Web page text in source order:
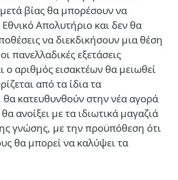
βίας θα μπορέσουν να
Απολυτήριο και δεν θα
να διεκδικήσουν μια θέση
πανελλαδικές εξετάσεις
ο αριθμός εισακτέων θα μειωθεί
από τα ίδια τα
θα κατευθυνθούν στην νέα αγορά
ανοίξει με τα ιδιωτικά μαγαζιά
γνώσης, με την προϋπόθεση ότι
θα μπορεί να καλύψει τα